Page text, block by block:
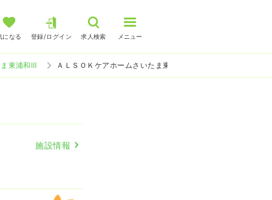
になる 登録/ログイン 求人検索 メニュー
東浦和Ⅲ ＡＬＳＯＫケアホームさいたま東浦和Ⅲ 介護・福祉系の看護師
施設情報